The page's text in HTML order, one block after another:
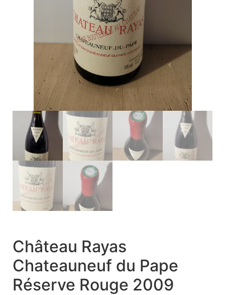
Château Rayas
Chateauneuf du Pape
Réserve Rouge 2009